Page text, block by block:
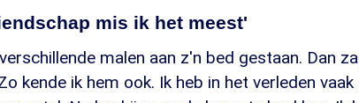
mis ik het meest'
malen aan z'n bed gestaan. Dan
kende ik hem ook. Ik heb in het verleden